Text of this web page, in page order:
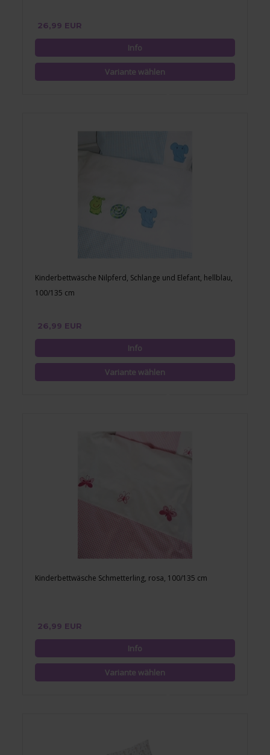
26,99 EUR
Kinderbettwäsche Nilpferd, Schlange und Elefant, hellblau,
100/135 cm
26,99 EUR
Kinderbettwäsche Schmetterling, rosa, 100/135 cm
26,99 EUR